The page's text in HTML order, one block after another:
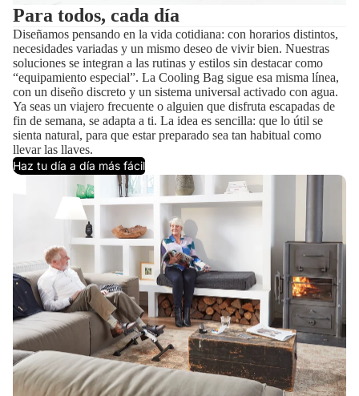
Para todos, cada día
Diseñamos pensando en la vida cotidiana: con horarios distintos,
necesidades variadas y un mismo deseo de vivir bien. Nuestras
soluciones se integran a las rutinas y estilos sin destacar como
“equipamiento especial”. La Cooling Bag sigue esa misma línea,
con un diseño discreto y un sistema universal activado con agua.
Ya seas un viajero frecuente o alguien que disfruta escapadas de
fin de semana, se adapta a ti. La idea es sencilla: que lo útil se
sienta natural, para que estar preparado sea tan habitual como
llevar las llaves.
Haz tu día a día más fácil